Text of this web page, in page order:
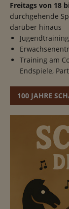
Freitags von 18
durchgehende
darüber hinaus
Training am
Endspiele,
100 JAHRE